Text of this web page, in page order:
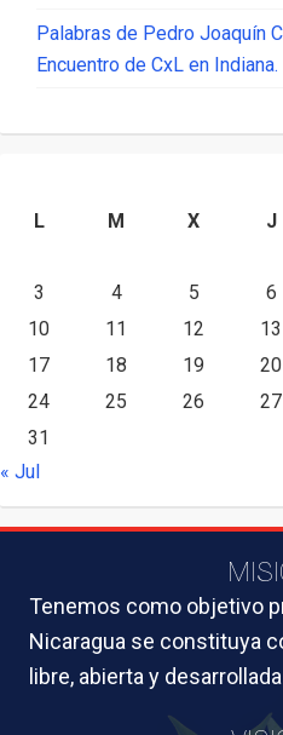
Palabras de Pedro Joaquín
Encuentro de CxL en Indiana.
L M X J
3
4 5 6
10
11 12 13
17
18 19 20
24
25 26 27
31
« Jul
Tenemos como objetivo
Nicaragua se constituya
libre, abierta y